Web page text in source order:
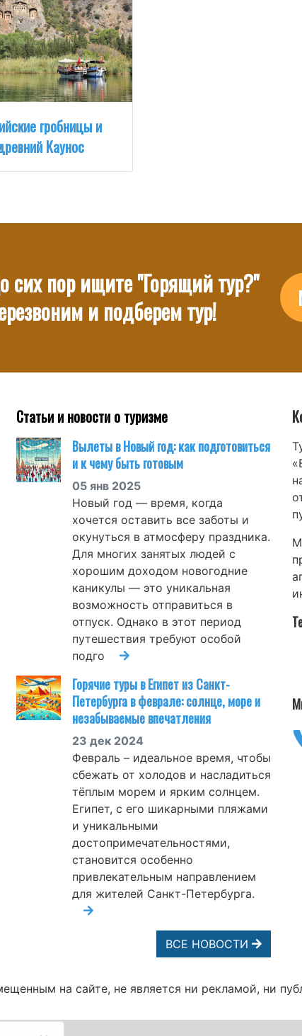
гробницы и
Каунос
сих пор ищите "Горящий тур?"
и подберем тур!
Статьи и новости о туризме
Вылеты в Новый год: как подготовиться
и к чему быть готовым
05 янв 2025
Новый год — время, когда
хочется оставить все заботы и
окунуться в атмосферу праздника.
Для многих занятых людей с
хорошим доходом новогодние
каникулы — это уникальная
возможность отправиться в
отпуск. Однако в этот период
путешествия требуют особой
подго
Горячие туры в Египет из Санкт-
Петербурга в феврале: солнце, море и
незабываемые впечатления
23 дек 2024
Февраль – идеальное время, чтобы
сбежать от холодов и насладиться
тёплым морем и ярким солнцем.
Египет, с его шикарными пляжами
и уникальными
достопримечательностями,
становится особенно
привлекательным направлением
для жителей Санкт-Петербурга.
ВСЕ НОВОСТИ
на сайте, не является ни рекламой, ни